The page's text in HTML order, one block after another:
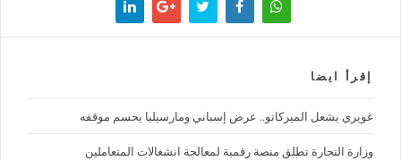
إقرأ ايضا
غويري يشعل الميركاتو.. عرض إسباني ومارسيليا يحسم موقفه
وزارة التجارة تطلق منصة رقمية لمعالجة انشغالات المتعاملين